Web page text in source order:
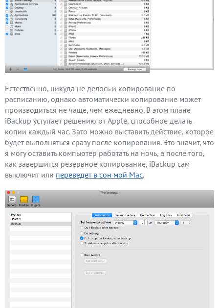
Естественно, никуда не делось и копирование по
расписанию, однако автоматически копирование может
производиться не чаще, чем ежедневно. В этом плане
iBackup уступает решению от Apple, способное делать
копии каждый час. Зато можно выставить действие, которое
будет выполняться сразу после копирования. Это значит, что
я могу оставить компьютер работать на ночь, а после того,
как завершится резервное копирование, iBackup сам
выключит или переведет в сон мой Mac.